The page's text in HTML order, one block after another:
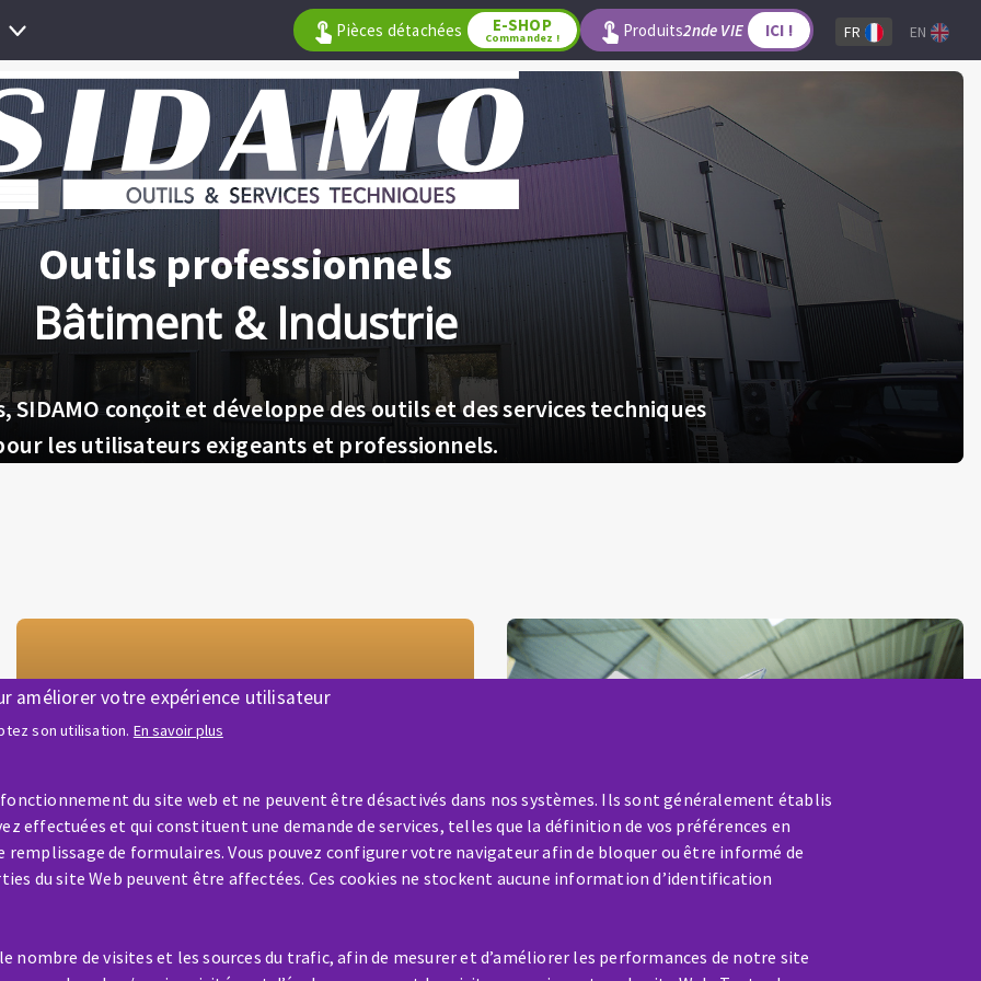
améliorer votre expérience utilisateur
son utilisation. En savoir plus
du site web et ne peuvent être désactivés dans nos systèmes. Ils sont généralement établis
effectuées et qui constituent une demande de services, telles que la définition de vos préférences en
de formulaires. Vous pouvez configurer votre navigateur afin de bloquer ou être informé de
du site Web peuvent être affectées. Ces cookies ne stockent aucune information d’identification
nombre de visites et les sources du trafic, afin de mesurer et d’améliorer les performances de notre site
principal
Pièces détachées E-SHOP
Commandez ! Produits2nde VIE ICI ! FR EN
Outils professionnels
Bâtiment & Industrie
SIDAMO conçoit et développe des outils et des services techniques
les utilisateurs exigeants et professionnels.
Empreinte Responsable Distributeur